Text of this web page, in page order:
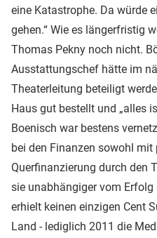
eine Katastrophe. Da würde
gehen.“ Wie es längerfristig
Thomas Pekny noch nicht.
Ausstattungschef hätte im
Theaterleitung beteiligt
Haus gut bestellt und „alles
Boenisch war bestens
bei den Finanzen sowohl
Querfinanzierung durch den
sie unabhängiger vom Erfolg
erhielt keinen einzigen Cent
Land - lediglich 2011 die